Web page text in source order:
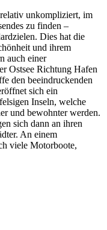
relativ unkompliziert, im
zu finden –
Dies hat die
und ihrem
auch einer
Ostsee Richtung Hafen
den beeindruckenden
sich ein
Inseln, welche
und bewohnter werden.
sich dann an ihren
An einem
viele Motorboote,